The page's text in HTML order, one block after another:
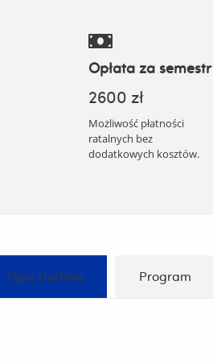
Opłata za semestr
2600 zł
Możliwość płatności
ratalnych bez
dodatkowych kosztów.
Opis studiów Program